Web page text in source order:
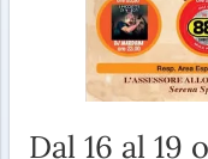
Dal 16 al 19